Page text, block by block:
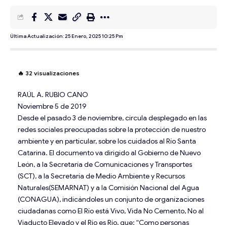
Última Actualización: 25 Enero, 2025 10:25 Pm
🔥 32 visualizaciones
RAÚL A. RUBIO CANO
Noviembre 5 de 2019
Desde el pasado 3 de noviembre, circula desplegado en las
redes sociales preocupadas sobre la protección de nuestro
ambiente y en particular, sobre los cuidados al Río Santa
Catarina. El documento va dirigido al Gobierno de Nuevo
León, a la Secretaría de Comunicaciones y Transportes
(SCT), a la Secretaría de Medio Ambiente y Recursos
Naturales(SEMARNAT) y a la Comisión Nacional del Agua
(CONAGUA), indicándoles un conjunto de organizaciones
ciudadanas como El Río está Vivo, Vida No Cemento, No al
Viaducto Elevado y el Río es Río, que: “Como personas